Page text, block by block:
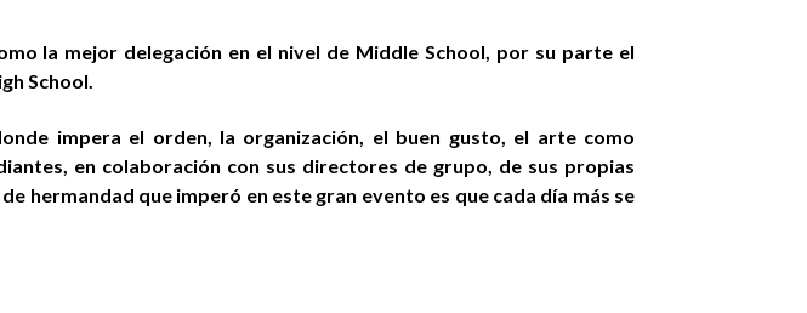
la mejor delegación en el nivel de Middle School, por su parte el
School.
impera el orden, la organización, el buen gusto, el arte como
en colaboración con sus directores de grupo, de sus propias
hermandad que imperó en este gran evento es que cada día más se